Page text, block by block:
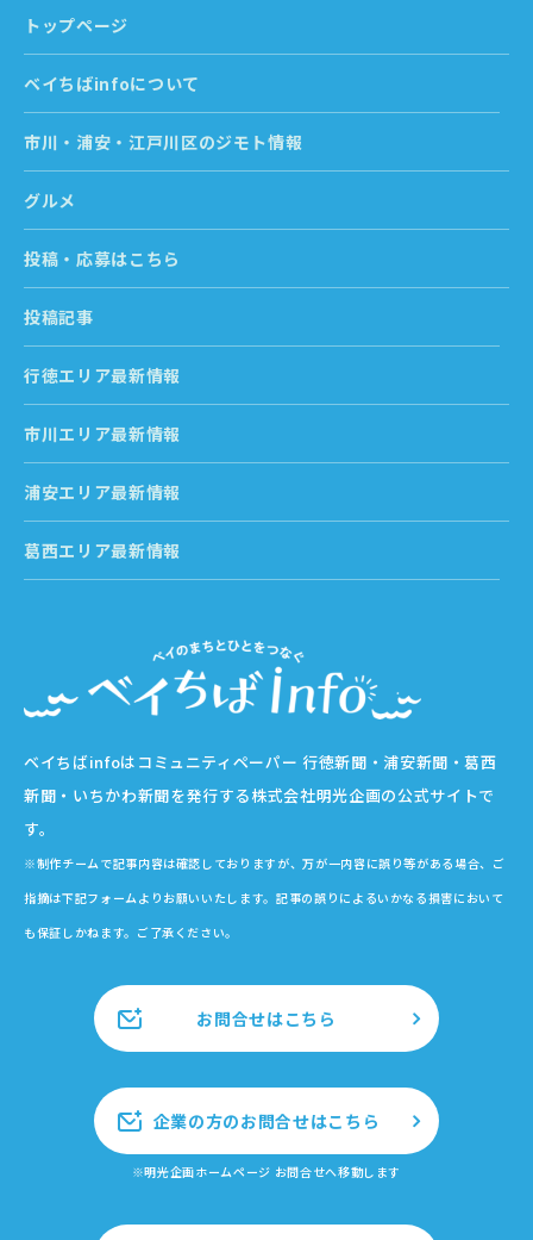
ベイちばinfoはコミュニティペーパー 行徳新聞・浦安新聞・葛西
新聞・いちかわ新聞を発行する株式会社明光企画の公式サイトで
す。
※制作チームで記事内容は確認しておりますが、万が一内容に誤り等がある場合、ご
指摘は下記フォームよりお願いいたします。記事の誤りによるいかなる損害において
も保証しかねます。ご了承ください。
お問合せはこちら
企業の方のお問合せはこちら
※明光企画ホームページ お問合せへ移動します
トップページ
ベイちばinfoについて
市川・浦安・江戸川区のジモト情報
グルメ
投稿・応募はこちら
投稿記事
行徳エリア最新情報
市川エリア最新情報
浦安エリア最新情報
葛西エリア最新情報